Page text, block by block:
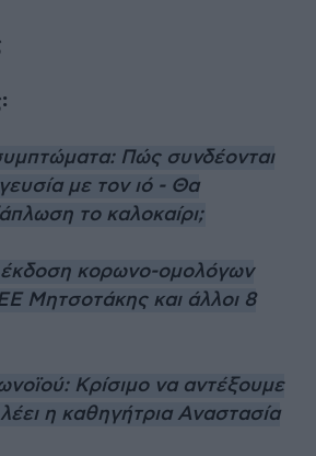
Πώς συνδέονται
με τον ιό - Θα
το καλοκαίρι;
κορωνο-ομολόγων
Μητσοτάκης και άλλοι 8
Κρίσιμο να αντέξουμε
η καθηγήτρια Αναστασία